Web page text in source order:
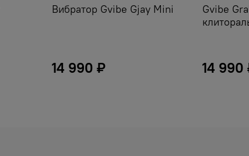
Вибратор Gvibe Gjay Mini
14 990 ₽
Gvibe
14 990